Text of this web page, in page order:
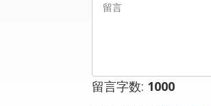
留言字数: 1000